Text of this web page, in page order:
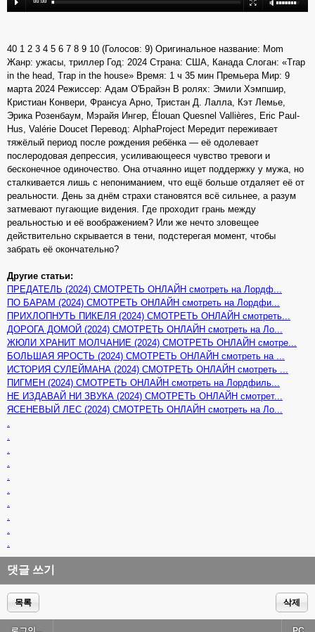
40 1 2 3 4 5 6 7 8 9 10 (Голосов: 9) Оригинальное название: Mom
Жанр: ужасы, триллер Год: 2024 Страна: США, Канада Слоган: «Trap
in the head, Trap in the house» Время: 1 ч 35 мин Премьера Мир: 9
марта 2024 Режиссер: Адам О'Брайэн В ролях: Эмили Хэмпшир,
Кристиан Конвери, Франсуа Арно, Тристан Д. Лалла, Кэт Лемье,
Эрика Розенбаум, Мэрайя Ингер, Élouan Quesnel Vallières, Eric Paul-
Hus, Valérie Doucet Перевод: AlphaProject Мередит переживает
тяжёлый период после рождения ребёнка — её одолевает
послеродовая депрессия, усиливающееся чувство тревоги и
бесконечное одиночество. Она отчаянно ищет поддержку у мужа, но
сталкивается лишь с непониманием, что ещё больше отдаляет её от
реальности. День за днём страхи становятся всё сильнее, а разум
затмевают пугающие видения. Где проходит грань между
реальностью и её воображением? Или же нечто зловещее
действительно скрывается в тени, подстерегая момент, чтобы
забрать её окончательно?
Другие статьи:
ПРЕДАТЕЛЬ (2024) СМОТРЕТЬ ОНЛАЙН смотреть на Лордф...
ПО БАРАМ (2024) СМОТРЕТЬ ОНЛАЙН смотреть на Лордфи...
ПРИХЛОПНУТЬ ПИКЕЛЯ (2024) СМОТРЕТЬ ОНЛАЙН смотреть...
ДОРОГА ДОМОЙ (2024) СМОТРЕТЬ ОНЛАЙН смотреть на Ло...
ЖЮЛИ ХРАНИТ МОЛЧАНИЕ (2024) СМОТРЕТЬ ОНЛАЙН смотре...
БОЛЬШАЯ ЯРОСТЬ (2024) СМОТРЕТЬ ОНЛАЙН смотреть на ...
ИСТОРИЯ СУЛЕЙМАНА (2024) СМОТРЕТЬ ОНЛАЙН смотреть ...
ПИГМЕН (2024) СМОТРЕТЬ ОНЛАЙН смотреть на Лордфиль...
НЕ ИЗДАВАЙ НИ ЗВУКА (2024) СМОТРЕТЬ ОНЛАЙН смотрет...
ЯСЕНЕВЫЙ ЛЕС (2024) СМОТРЕТЬ ОНЛАЙН смотреть на Ло...
댓글 쓰기
목록 삭제